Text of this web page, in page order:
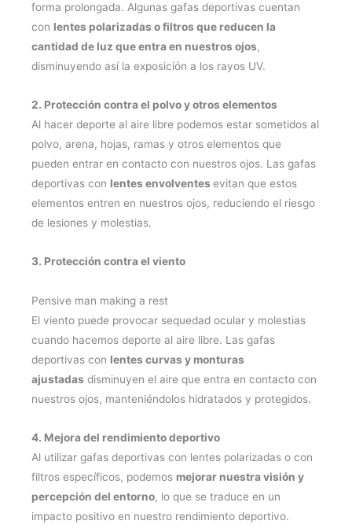
forma prolongada. Algunas gafas deportivas cuentan
con lentes polarizadas o filtros que reducen la
cantidad de luz que entra en nuestros ojos,
disminuyendo así la exposición a los rayos UV.
2. Protección contra el polvo y otros elementos
Al hacer deporte al aire libre podemos estar sometidos al
polvo, arena, hojas, ramas y otros elementos que
pueden entrar en contacto con nuestros ojos. Las gafas
deportivas con lentes envolventes evitan que estos
elementos entren en nuestros ojos, reduciendo el riesgo
de lesiones y molestias.
3. Protección contra el viento
Pensive man making a rest
El viento puede provocar sequedad ocular y molestias
cuando hacemos deporte al aire libre. Las gafas
deportivas con lentes curvas y monturas
ajustadas disminuyen el aire que entra en contacto con
nuestros ojos, manteniéndolos hidratados y protegidos.
4. Mejora del rendimiento deportivo
Al utilizar gafas deportivas con lentes polarizadas o con
filtros específicos, podemos mejorar nuestra visión y
percepción del entorno, lo que se traduce en un
impacto positivo en nuestro rendimiento deportivo.